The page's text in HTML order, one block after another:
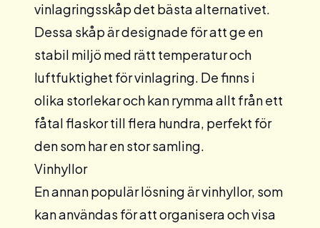
vinlagringsskåpdet bästa alternativet.
Dessa skåp är designade för att ge en
stabil miljö med rätt temperatur och
luftfuktighet för vinlagring. De finns i
olika storlekar och kan rymma allt från ett
fåtal flaskor till flera hundra, perfekt för
den som har en stor samling.
Vinhyllor
En annan populär lösning ärvinhyllor, som
kan användas för att organisera och visa